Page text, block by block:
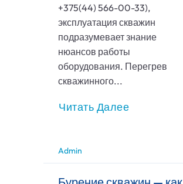
+375(44) 566-00-33),
эксплуатация скважин
подразумевает знание
нюансов работы
оборудования. Перегрев
скважинного...
Читать Далее
Admin